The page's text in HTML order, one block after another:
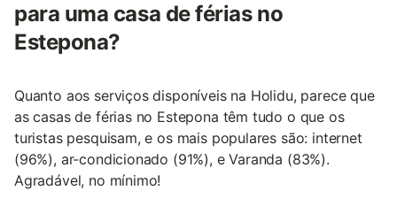
para uma casa de férias no
Estepona?
Quanto aos serviços disponíveis na Holidu, parece que
as casas de férias no Estepona têm tudo o que os
turistas pesquisam, e os mais populares são: internet
(96%), ar-condicionado (91%), e Varanda (83%).
Agradável, no mínimo!